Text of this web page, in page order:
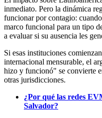
inmediato. Pero la dinámica
funcionar por contagio:
marco funcional para un tipo
a evaluar si su ausencia les
Si esas instituciones
internacional mensurable, el
hizo y funcionó" se convierte
otras jurisdicciones.
¿Por qué las redes
Salvador?